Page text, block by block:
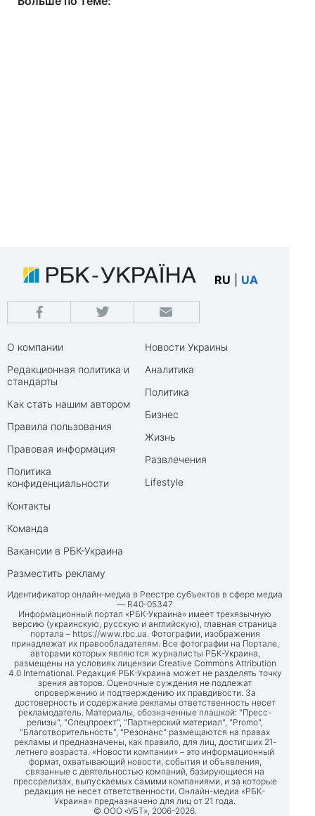
RU UA
О компании
Редакционная политика и
стандарты
Как стать нашим автором
Правила пользования
Правовая информация
Политика
конфиденциальности
Контакты
Команда
Вакансии в РБК-Украина
Разместить рекламу
Новости Украины
Аналитика
Политика
Бизнес
Жизнь
Развлечения
Lifestyle
Идентификатор онлайн-медиа в Реестре субъектов в сфере медиа
— R40-05347
Информационный портал «РБК-Украина» имеет трехязычную
версию (украинскую, русскую и английскую), главная страница
портала – https://www.rbc.ua. Фотографии, изображения
принадлежат их правообладателям. Все фотографии на Портале,
авторами которых являются журналисты РБК-Украина,
размещены на условиях лицензии Creative Commons Attribution
4.0 International. Редакция РБК-Украина может не разделять точку
зрения авторов. Оценочные суждения не подлежат
опровержению и подтверждению их правдивости. За
достоверность и содержание рекламы ответственность несет
рекламодатель. Материалы, обозначенные плашкой: "Пресс-
релизы", "Спецпроект", "Партнерский материал", "Promo",
"Благотворительность", "Резонанс" размещаются на правах
рекламы и предназначены, как правило, для лиц, достигших 21-
летнего возраста. «Новости компании» – это информационный
формат, охватывающий новости, события и объявления,
связанные с деятельностью компаний, базирующиеся на
прессрелизах, выпускаемых самими компаниями, и за которые
редакция не несет ответственности. Онлайн-медиа «РБК-
Украина» предназначено для лиц от 21 года.
© ООО «УБТ», 2006-2026.